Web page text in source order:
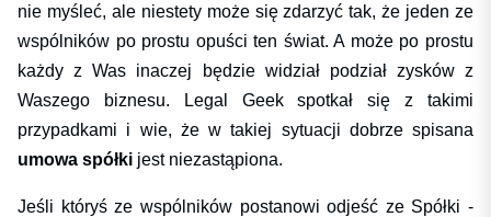
nie myśleć, ale niestety może się zdarzyć tak, że jeden ze
wspólników po prostu opuści ten świat. A może po prostu
każdy z Was inaczej będzie widział podział zysków z
Waszego biznesu. Legal Geek spotkał się z takimi
przypadkami i wie, że w takiej sytuacji dobrze spisana
umowa spółki jest niezastąpiona.
Jeśli któryś ze wspólników postanowi odjeść ze Spółki -